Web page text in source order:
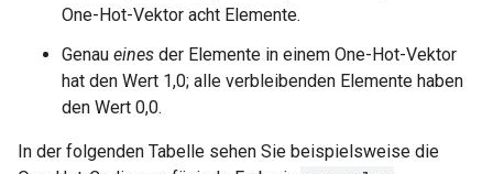
One-Hot-Vektor acht Elemente.
Genau eines der Elemente in einem One-Hot-Vektor
hat den Wert 1,0; alle verbleibenden Elemente haben
den Wert 0,0.
In der folgenden Tabelle sehen Sie beispielsweise die